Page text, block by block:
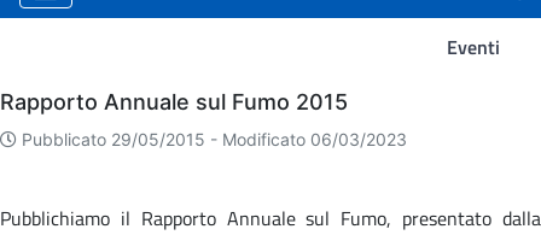
Eventi
Eventi
Rapporto Annuale sul Fumo 2015
Pubblicato 29/05/2015 - Modificato 06/03/2023
Pubblichiamo il Rapporto Annuale sul Fumo, presentato dalla